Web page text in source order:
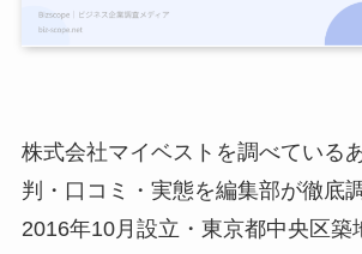
株式会社マイベストを調べている
判・口コミ・実態を編集部が徹底
2016年10月設立・東京都中央区築